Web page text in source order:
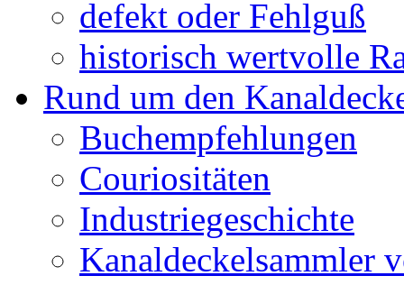
defekt oder Fehlguß
historisch wertvolle
Rund um den
Buchempfehlungen
Couriositäten
Industriegeschichte
Kanaldeckelsammler